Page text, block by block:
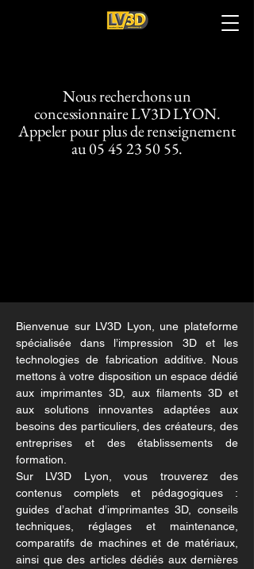
Nous recherchons un
concessionnaire LV3D LYON.
Appeler pour plus de renseignement
au05 45 23 50 55.
Bienvenue sur LV3D Lyon, une plateforme
spécialisée dans l’impression 3D et les
technologies de fabrication additive. Nous
mettons à votre disposition un espace dédié
aux imprimantes 3D, aux filaments 3D et
aux solutions innovantes adaptées aux
besoins des particuliers, des créateurs, des
entreprises et des établissements de
formation.
Sur LV3D Lyon, vous trouverez des
contenus complets et pédagogiques :
guides d’achat d’imprimantes 3D, conseils
techniques, réglages et maintenance,
comparatifs de machines et de matériaux,
ainsi que des articles dédiés aux dernières